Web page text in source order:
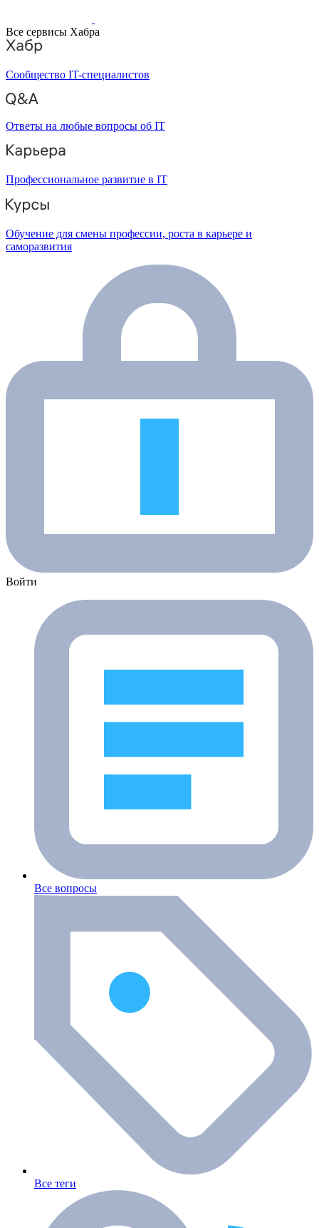
Все сервисы Хабра
Сообщество IT-специалистов
Ответы на любые вопросы об IT
Профессиональное развитие в IT
Обучение для смены профессии, роста в карьере и
саморазвития
Войти
Все вопросы
Все теги